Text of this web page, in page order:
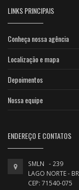
LINKS PRINCIPAIS
Conheça nossa agência
Localização e mapa
Depoimentos
Nossa equipe
ENDEREÇO E CONTATOS
SMLN - 239
LAGO NORTE -
CEP: 71540-075